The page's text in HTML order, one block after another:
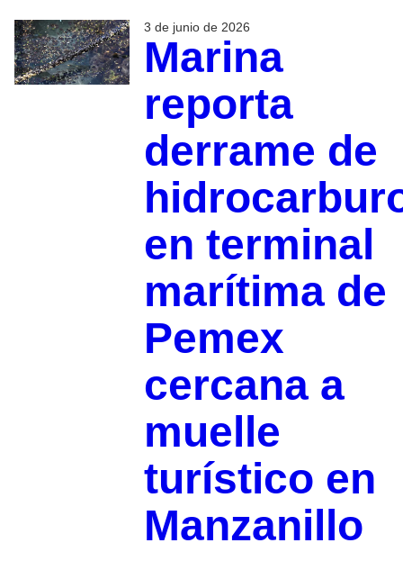
3 de junio de 2026
Marina
reporta
derrame de
en terminal
marítima de
Pemex
cercana a
muelle
turístico en
Manzanillo